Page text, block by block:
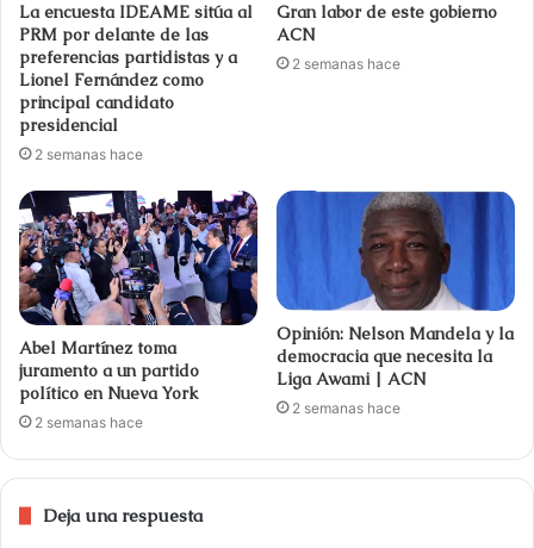
La encuesta IDEAME sitúa al
PRM por delante de las
preferencias partidistas y a
Lionel Fernández como
principal candidato
presidencial
2 semanas hace
Gran labor de este gobierno
ACN
2 semanas hace
Abel Martínez toma
juramento a un partido
político en Nueva York
2 semanas hace
Opinión: Nelson Mandela y la
democracia que necesita la
Liga Awami | ACN
2 semanas hace
Deja una respuesta